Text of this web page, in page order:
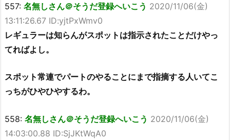
557: 名無しさん＠そうだ登録へいこう 2020/11/06(金)
13:11:26.67 ID:yjtPxWmv0
レギュラーは知らんがスポットは指示されたことだけやっ
てればよし。
スポット常連でパートのやることにまで指摘する人いてこ
っちがひやひやするわ。
558: 名無しさん＠そうだ登録へいこう 2020/11/06(金)
14:03:00.88 ID:SjJKtWqA0